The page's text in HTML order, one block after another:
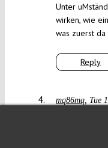
Reply
Unter
wirken, wie
was zuerst da
mq86mq Tue